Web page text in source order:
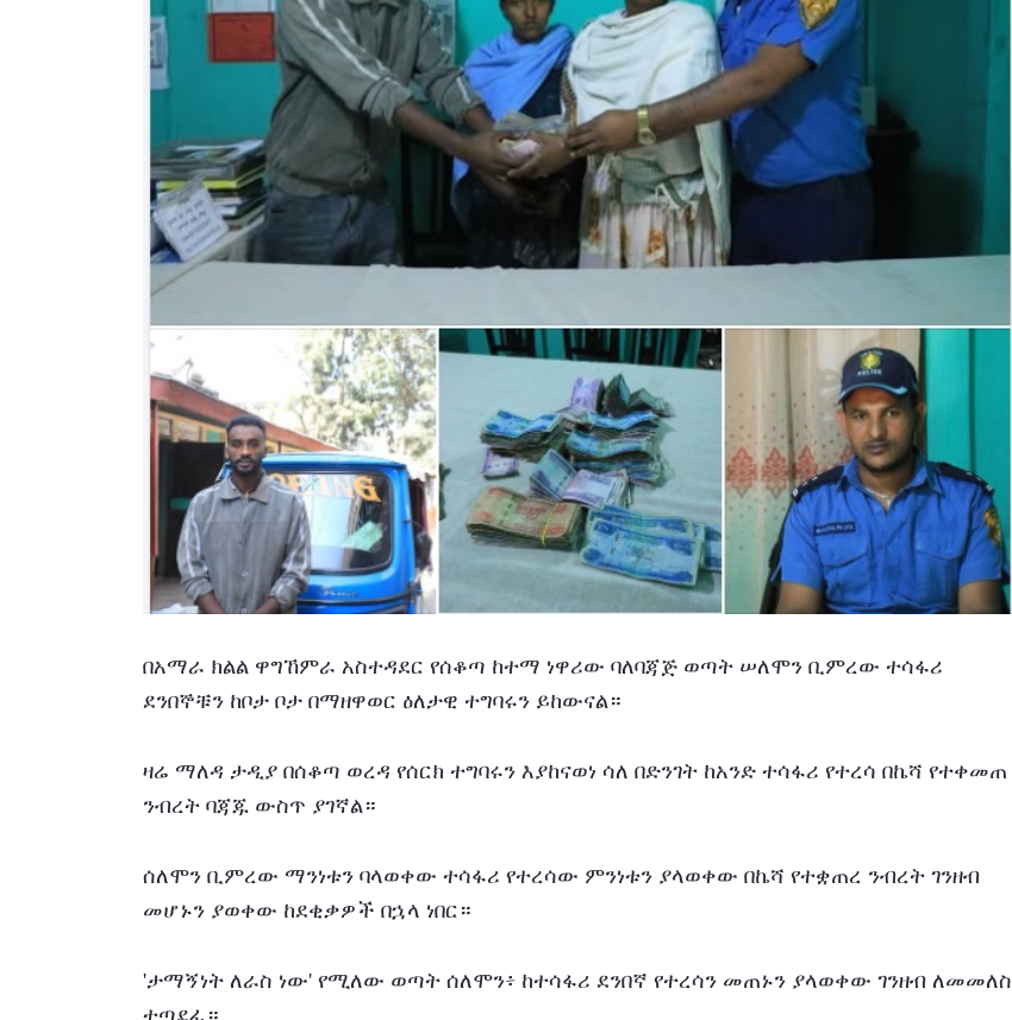
በአማራ ክልል ዋግኸምራ አስተዳደር የሰቆጣ ከተማ ነዋሪው ባለባጃጅ ወጣት ሠለሞን ቢምረው ተሳፋሪ
ደንበኞቹን ከቦታ ቦታ በማዘዋወር ዕለታዊ ተግባሩን ይከውናል።
ዛሬ ማለዳ ታዲያ በሰቆጣ ወረዳ የሰርክ ተግባሩን እያከናወነ ሳለ በድንገት ከአንድ ተሳፋሪ የተረሳ በኬሻ የተቀመጠ
ንብረት ባጃጁ ውስጥ ያገኛል።
ሰለሞን ቢምረው ማንነቱን ባላወቀው ተሳፋሪ የተረሳው ምንነቱን ያላወቀው በኬሻ የተቋጠረ ንብረት ገንዘብ
መሆኑን ያወቀው ከደቂቃዎች በኋላ ነበር።
'ታማኝነት ለራስ ነው' የሚለው ወጣት ሰለሞን፥ ከተሳፋሪ ደንበኛ የተረሳን መጠኑን ያላወቀው ገንዘብ ለመመለስ
ተጣደፈ።